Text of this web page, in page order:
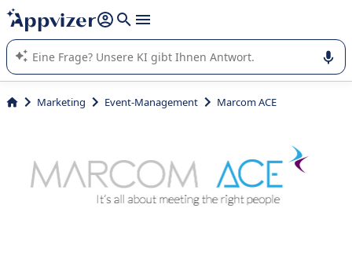
beantworten (mehrere Zeilen mit
Die KI von Appvizer führt Sie bei der Nutzung oder Auswahl
von SaaS-Software in Unternehmen.
Marketing Event-Management Marcom ACE